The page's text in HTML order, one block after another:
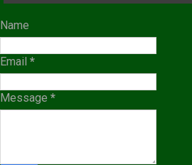
Name
Email *
Message *